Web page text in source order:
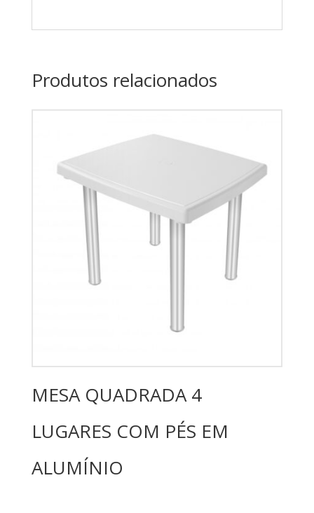
Produtos relacionados
MESA QUADRADA 4
LUGARES COM PÉS EM
ALUMÍNIO